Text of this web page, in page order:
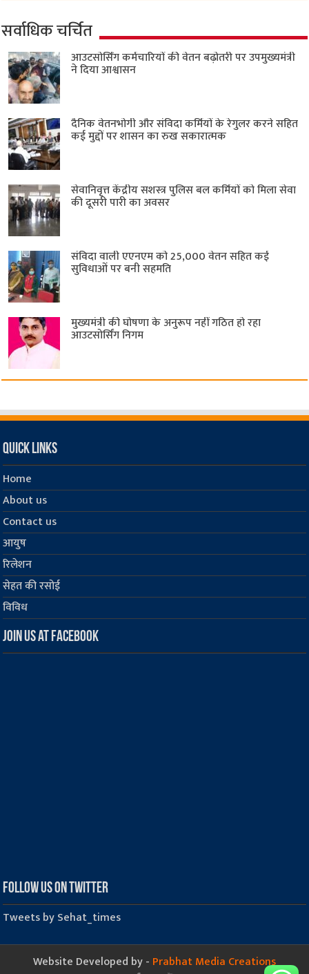
सर्वाधिक चर्चित
आउटसोर्सिंग कर्मचारियों की वेतन बढ़ोतरी पर उपमुख्यमंत्री
ने दिया आश्वासन
दैनिक वेतनभोगी और संविदा कर्मियों के रेगुलर करने सहित
कई मुद्दों पर शासन का रुख सकारात्मक
सेवानिवृत्त केंद्रीय सशस्त्र पुलिस बल ​कर्मियों को मिला सेवा
की दूसरी पारी का अवसर
संविदा वाली एएनएम को 25,000 वेतन सहित कई
सुविधाओं पर बनी सहमति
मुख्यमंत्री की घोषणा के अनुरूप नहीं गठित हो रहा
आउटसोर्सिंग निगम
Quick Links
Home
About us
Contact us
आयुष
रिलेशन
सेहत की रसोई
विविध
Join us at Facebook
Follow us on Twitter
Tweets by Sehat_times
Website Developed by - Prabhat Media Creations